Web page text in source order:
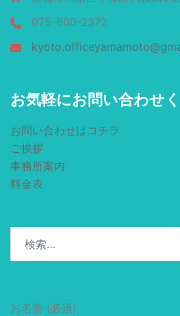
075-600-2372
お気軽にお問い合わせ
お問い合わせはコチラ
ご挨拶
事務所案内
料金表
お名前 (必須)